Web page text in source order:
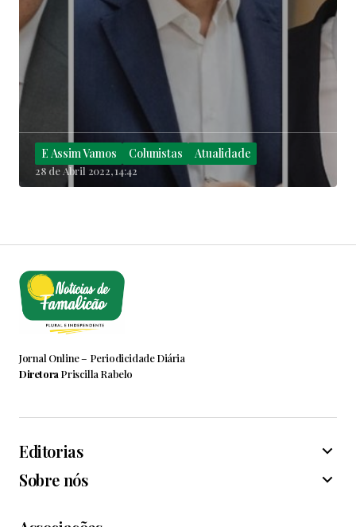
E Assim Vamos Colunistas Atualidade
28 de Abril 2022, 14:42
Jornal Online – Periodicidade Diária
Diretora Priscilla Rabelo
Editorias
Sobre nós